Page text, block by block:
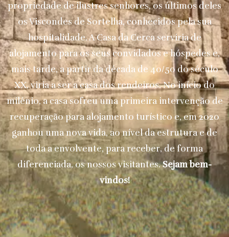
propriedade de ilustres senhores, os últimos deles
os Viscondes de Sortelha, conhecidos pela sua
hospitalidade. A Casa da Cerca serviria de
alojamento para os seus convidados e hóspedes e,
mais tarde, a partir da década de 40/50 do século
XX, viria a ser a casa dos rendeiros. No início do
milénio, a casa sofreu uma primeira intervenção de
recuperação para alojamento turístico e, em 2020
ganhou uma nova vida, ao nível da estrutura e de
toda a envolvente, para receber, de forma
diferenciada, os nossos visitantes.Sejam bem-
vindos!